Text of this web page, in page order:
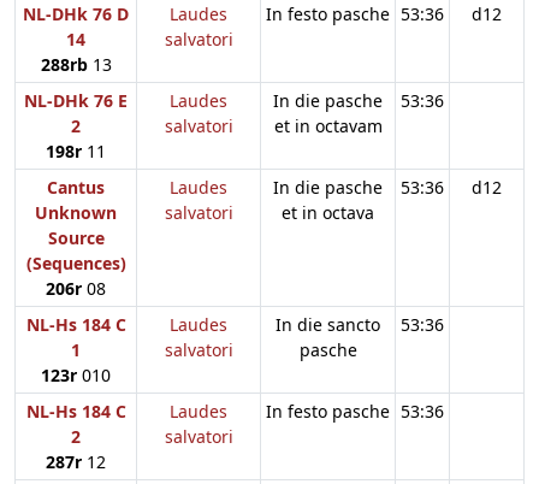
NL-DHk 76 D
14
288rb13
Laudes
salvatori
In festo pasche 53:36 d12
NL-DHk 76 E
2
198r 11
Laudes
salvatori
In die pasche
et in octavam
53:36
Cantus
Unknown
Source
(Sequences)
206r 08
Laudes
salvatori
In die pasche
et in octava
53:36 d12
NL-Hs 184 C
1
123r 010
Laudes
salvatori
In die sancto
pasche
53:36
NL-Hs 184 C
2
287r 12
Laudes
salvatori
In festo pasche 53:36